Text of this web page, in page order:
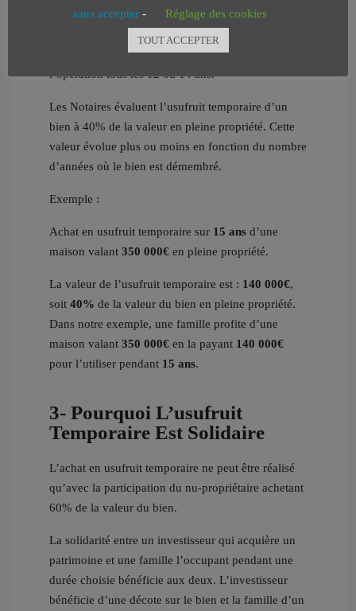
Fort de ce constat, si l’objectif immobilier n’est pas
patrimonial, il parait logique de payer uniquement
l’usage du bien occupé et de recommencer
l’opération tous les 12 ou 14 ans.
Les Notaires évaluent l’usufruit temporaire d’un
bien à 40% de la valeur en pleine propriété. Cette
valeur évolue plus ou moins en fonction du nombre
d’années où le bien est démembré.
Exemple :
Achat en usufruit temporaire sur 15 ans d’une
maison valant 350 000€ en pleine propriété.
La valeur de l’usufruit temporaire est : 140 000€,
soit 40% de la valeur du bien en pleine propriété.
Dans notre exemple, une famille profite d’une
maison valant 350 000€ en la payant 140 000€
pour l’utiliser pendant 15 ans.
3- Pourquoi L’usufruit
Temporaire Est Solidaire
L’achat en usufruit temporaire ne peut être réalisé
qu’avec la participation du nu-propriétaire achetant
60% de la valeur du bien.
La solidarité entre un investisseur qui acquière un
patrimoine et une famille l’occupant pendant une
durée choisie bénéficie aux deux. L’investisseur
bénéficie d’une décote sur le bien et la famille d’un
sans accepter - Réglage des cookies
TOUT ACCEPTER